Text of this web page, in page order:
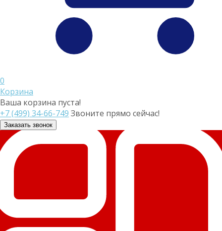
0
Корзина
Ваша корзина пуста!
+7 (499) 34-66-749 Звоните прямо сейчас!
Заказать звонок